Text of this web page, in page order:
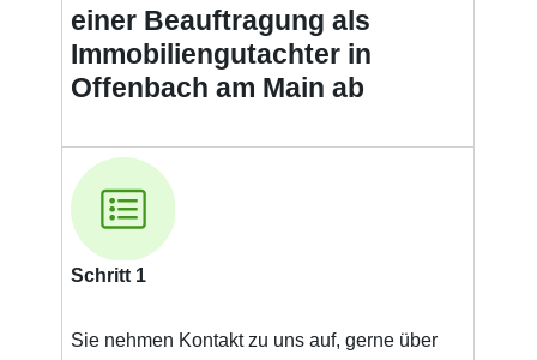
einer Beauftragung als
Immobiliengutachter in
Offenbach am Main ab
Schritt 1
Sie nehmen Kontakt zu uns auf, gerne über